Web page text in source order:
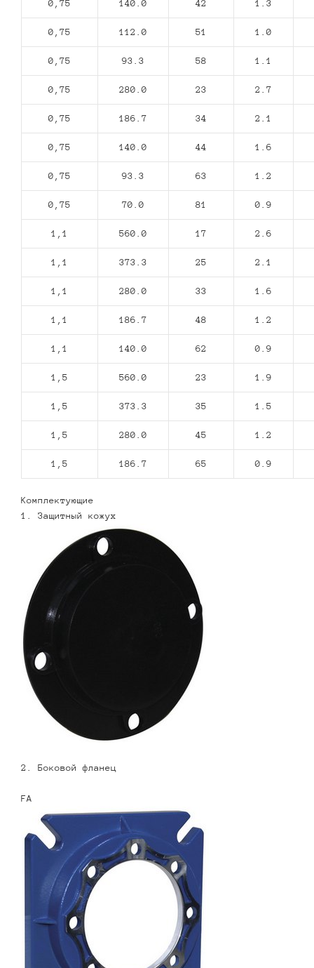
0,75 140.0 42 1.3
0,75 112.0 51 1.0
0,75 93.3 58 1.1
0,75 280.0 23 2.7
0,75 186.7 34 2.1
0,75 140.0 44 1.6
0,75 93.3 63 1.2
0,75 70.0 81 0.9
1,1 560.0 17 2.6
1,1 373.3 25 2.1
1,1 280.0 33 1.6
1,1 186.7 48 1.2
1,1 140.0 62 0.9
1,5 560.0 23 1.9
1,5 373.3 35 1.5
1,5 280.0 45 1.2
1,5 186.7 65 0.9
Комплектующие
1. Защитный кожух
2. Боковой фланец
FA